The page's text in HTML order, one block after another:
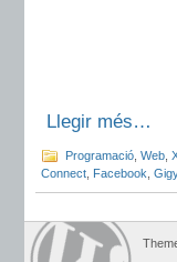
Llegir més…
Programació Web
Connect Facebook